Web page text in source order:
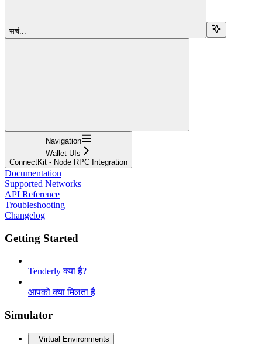
सर्च...
Navigation
Wallet UIs
ConnectKit - Node RPC Integration
Documentation
Supported Networks
API Reference
Troubleshooting
Changelog
Getting Started
Tenderly क्या है?
आपको क्या मिलता है
Simulator
Virtual Environments